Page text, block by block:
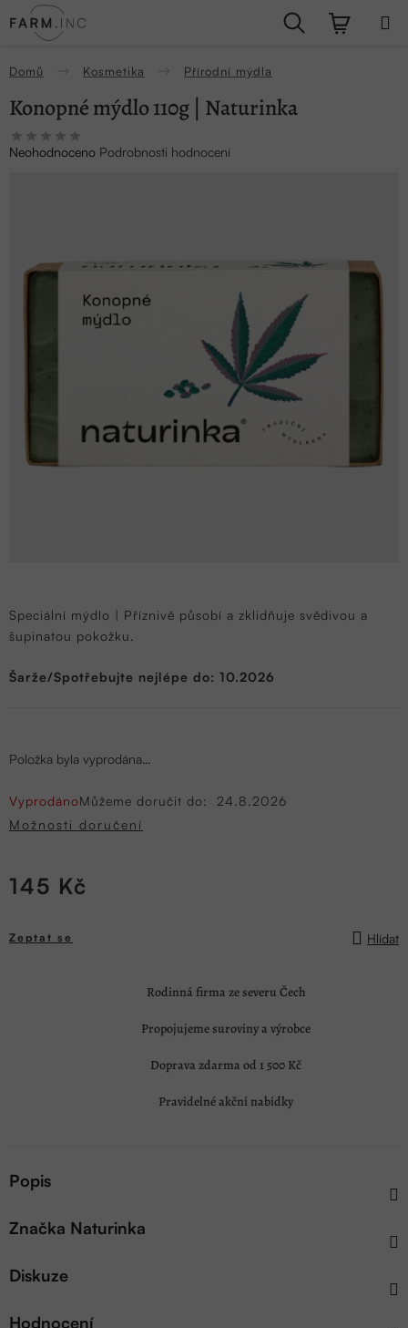
na
Hledat
Domů Kosmetika Přírodní mýdla
Speciální mýdlo | Příznivě působí a zklidňuje svědivou a
šupinatou pokožku.
Šarže/Spotřebujte nejlépe do: 10.2026
Položka byla vyprodána…
VyprodánoMůžeme doručit do:
24.8.2026
Možnosti doručení
145 Kč
cena:
Zeptat se Hlídat
Konopné mýdlo 110g | Naturinka
Průměrné
hodnocení
Neohodnoceno Podrobnosti hodnocení
Rodinná firma ze severu Čech
Propojujeme suroviny a výrobce
Doprava zdarma od 1 500 Kč
Pravidelné akční nabídky
Popis
Značka Naturinka
Diskuze
Hodnocení